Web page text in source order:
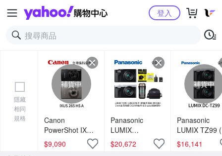
Yahoo購物中心登入
隱藏
相同
規格
補貨中
Canon
PowerShot IXUS
285 HS A (公司
貨)
$9,090
Panasonic
LUMIX
TZ99+128G記憶
卡+膠囊清潔組
$20,672
補貨中
Panasonic
LUMIX TZ99
司貨)
$16,141